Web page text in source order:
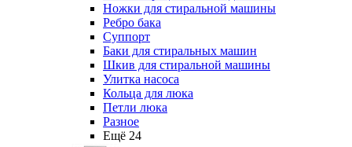
Ножки для стиральной машины
Ребро бака
Суппорт
Баки для стиральных машин
Шкив для стиральной машины
Улитка насоса
Кольца для люка
Петли люка
Разное
Ещё 24